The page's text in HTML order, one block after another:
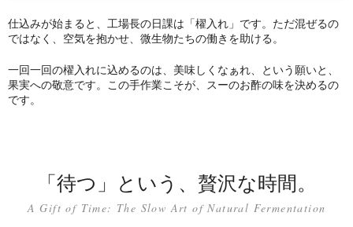
仕込みが始まると、工場長の日課は「櫂入れ」です。ただ混ぜるの
ではなく、空気を抱かせ、微生物たちの働きを助ける。
一回一回の櫂入れに込めるのは、美味しくなぁれ、という願いと、
果実への敬意です。この手作業こそが、スーのお酢の味を決めるの
です。
「待つ」という、贅沢な時間。
A Gift of Time: The Slow Art of Natural Fermentation